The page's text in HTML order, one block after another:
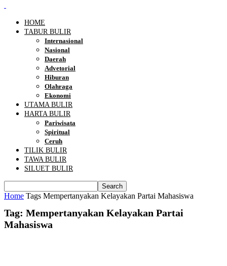
HOME
TABUR BULIR
Internasional
Nasional
Daerah
Advetorial
Hiburan
Olahraga
Ekonomi
UTAMA BULIR
HARTA BULIR
Pariwisata
Spiritual
Ceruh
TILIK BULIR
TAWA BULIR
SILUET BULIR
Home Tags Mempertanyakan Kelayakan Partai Mahasiswa
Tag: Mempertanyakan Kelayakan Partai
Mahasiswa